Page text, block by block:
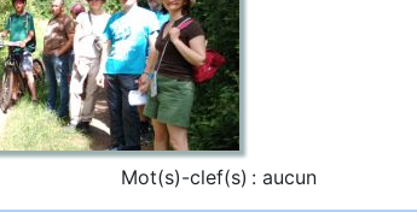
Mot(s)-clef(s) : aucun